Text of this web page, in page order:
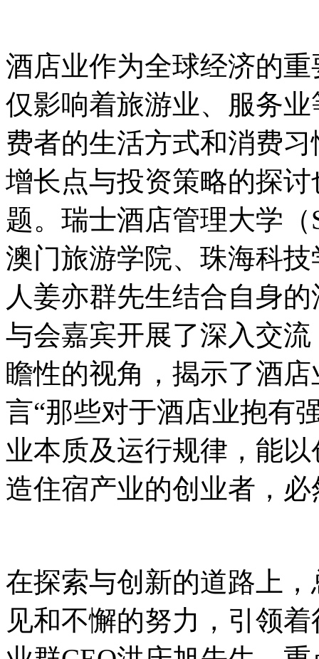
酒店业作为全球经济的
仅影响着旅游业、服务
费者的生活方式和消费
增长点与投资策略的探
题。瑞士酒店管理大学
澳门旅游学院、珠海科
人姜亦群先生结合自身
与会嘉宾开展了深入交
瞻性的视角，揭示了酒
言“那些对于酒店业抱有
业本质及运行规律，能
造住宿产业的创业者，
在探索与创新的道路上
见和不懈的努力，引领